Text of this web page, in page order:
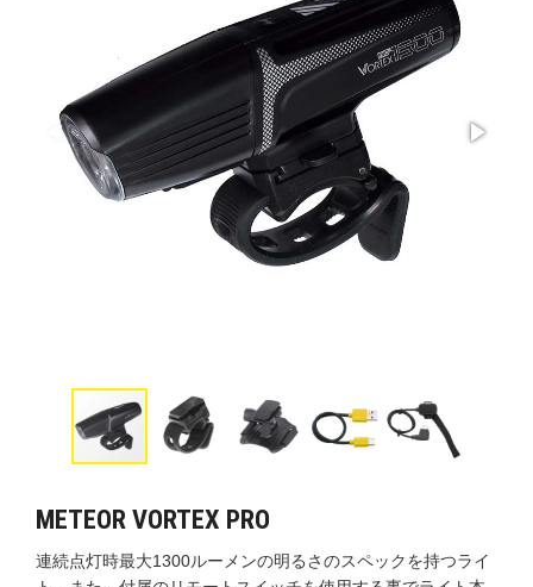
METEOR VORTEX PRO
連続点灯時最大1300ルーメンの明るさのスペックを持つライ